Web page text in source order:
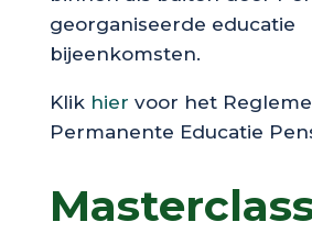
georganiseerde educatie
bijeenkomsten.
Klik hier voor het
Permanente Educatie